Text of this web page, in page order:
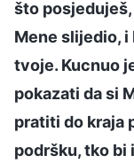
što
Mene slijedio,
tvoje. Kucnuo
pokazati da si
pratiti do kraja
podršku, tko bi